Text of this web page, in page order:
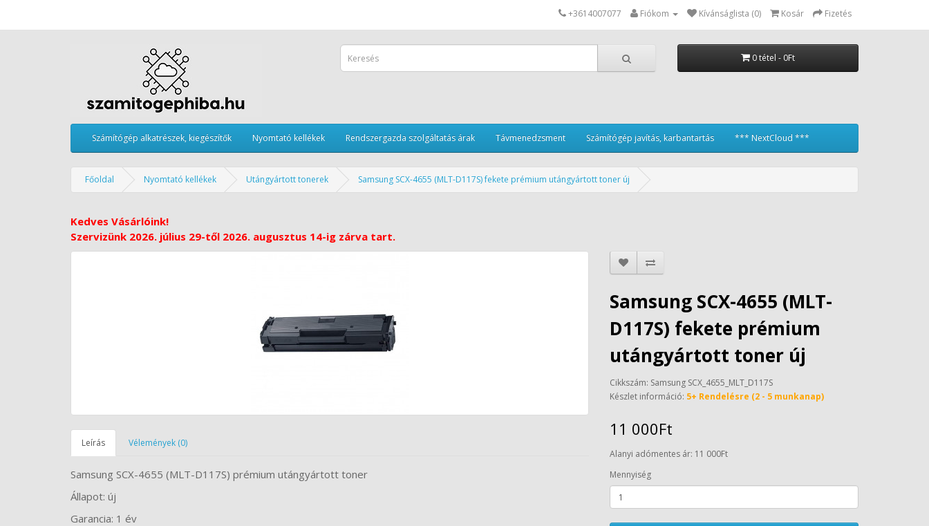
+3614007077 Fiókom Kívánságlista (0) Kosár Fizetés
0 tétel - 0Ft
Számítógép alkatrészek, kiegészítők Nyomtató kellékek Rendszergazda szolgáltatás árak Távmenedzsment Számítógép javítás, karbantartás *** NextCloud ***
Főoldal Nyomtató kellékek Utángyártott tonerek Samsung SCX-4655 (MLT-D117S) fekete prémium utángyártott toner új
Kedves Vásárlóink!
Szervizünk 2026. július 29-től 2026. augusztus 14-ig zárva tart.
Leírás Vélemények (0)
Samsung SCX-4655 (MLT-D117S) prémium utángyártott toner
Állapot: új
Garancia: 1 év
Samsung SCX-4655 (MLT-
D117S) fekete prémium
utángyártott toner új
Cikkszám: Samsung SCX_4655_MLT_D117S
Készlet információ: 5+ Rendelésre (2 - 5 munkanap)
11 000Ft
Alanyi adómentes ár: 11 000Ft
Mennyiség